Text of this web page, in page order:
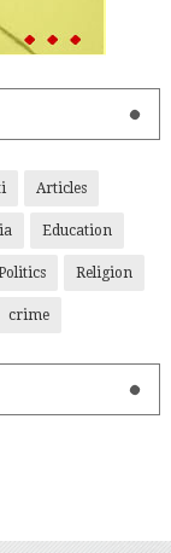
Articles
Education
Religion
crime